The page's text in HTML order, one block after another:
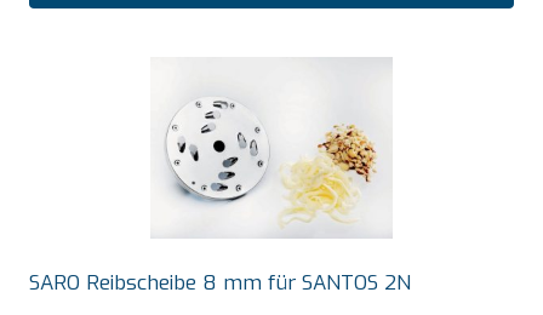
SARO Reibscheibe 8 mm für SANTOS 2N